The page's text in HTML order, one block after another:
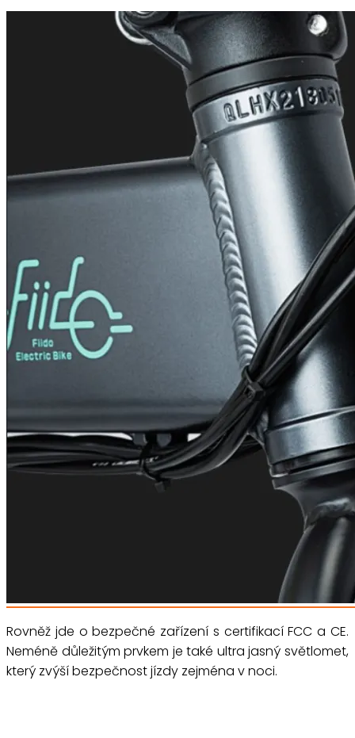
Rovněž jde o bezpečné zařízení s certifikací FCC a CE.
Neméně důležitým prvkem je také ultra jasný světlomet,
který zvýší bezpečnost jízdy zejména v noci.